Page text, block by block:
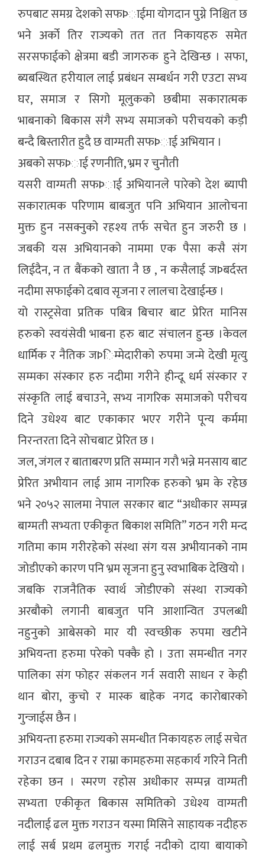
रुपबाट समग्र देशको सफÞाईमा योगदान पुग्ने निश्चित छ
भने अर्को तिर राज्यको तत तत निकायहरु समेत
सरसफाईको क्षेत्रमा बडी जागरुक हुने देखिन्छ । सफा,
ब्यबस्थित हरीयाल लाई प्रबंधन सम्बर्धन गरी एउटा सभ्य
घर, समाज र सिगो मूलुकको छबीमा सकारात्मक
भाबनाको बिकास संगै सभ्य समाजको परीचयको कड़ी
बन्दै बिस्तारीत हुदै छ वाग्मती सफÞाई अभियान ।
अबको सफÞाई रणनीति, भ्रम र चुनौती
यसरी वाग्मती सफÞाई अभियानले पारेको देश ब्यापी
सकारात्मक परिणाम बाबजुत पनि अभियान आलोचना
मुक्त हुन नसक्नुको रहश्य तर्फ सचेत हुन जरुरी छ ।
जबकी यस अभियानको नाममा एक पैसा कसै संग
लिईदैन, न त बैंकको खाता नै छ , न कसैलाई जÞबर्दस्त
नदीमा सफाईको दबाव सृजना र लालचा देखाईन्छ ।
यो रास्ट्रसेवा प्रतिक पबित्र बिचार बाट प्रेरित मानिस
हरुको स्वयंसेवी भाबना हरु बाट संचालन हुन्छ ।केवल
धार्मिक र नैतिक जÞिम्मेदारीको रुपमा जन्मे देखी मृत्यु
सम्मका संस्कार हरु नदीमा गरीने हीन्दू धर्म संस्कार र
संस्कृति लाई बचाउने, सभ्य नागरिक समाजको परीचय
दिने उधेश्य बाट एकाकार भएर गरीने पून्य कर्ममा
निरन्तरता दिने सोचबाट प्रेरित छ ।
जल, जंगल र बाताबरण प्रति सम्मान गरौ भन्ने मनसाय बाट
प्रेरित अभीयान लाई आम नागरिक हरुको भ्रम के रहेछ
भने २०५२ सालमा नेपाल सरकार बाट “अधीकार सम्पन्न
बाग्मती सभ्यता एकीकृत बिकाश समिति” गठन गरी मन्द
गतिमा काम गरीरहेको संस्था संग यस अभीयानको नाम
जोडीएको कारण पनि भ्रम सृजना हुनु स्वभाबिक देखियो ।
जबकि राजनैतिक स्वार्थ जोडीएको संस्था राज्यको
अरबौको लगानी बाबजुत पनि आशान्वित उपलब्धी
नहुनुको आबेसको मार यी स्वच्छीक रुपमा खटीने
अभियन्ता हरुमा परेको पक्कै हो । उता समन्धीत नगर
पालिका संग फोहर संकलन गर्न सवारी साधन र केही
थान बोरा, कुचो र मास्क बाहेक नगद कारोबारको
गुन्जाईस छैन ।
अभियन्ता हरुमा राज्यको समन्धीत निकायहरु लाई सचेत
गराउन दबाब दिन र राम्रा कामहरुमा सहकार्य गरिने निती
रहेका छन । स्मरण रहोस अधीकार सम्पन्न वाग्मती
सभ्यता एकीकृत बिकास समितिको उधेश्य वाग्मती
नदीलाई ढल मुक्त गराउन यस्मा मिसिने साहायक नदीहरु
लाई सर्ब प्रथम ढलमुक्त गराई नदीको दाया बायाको